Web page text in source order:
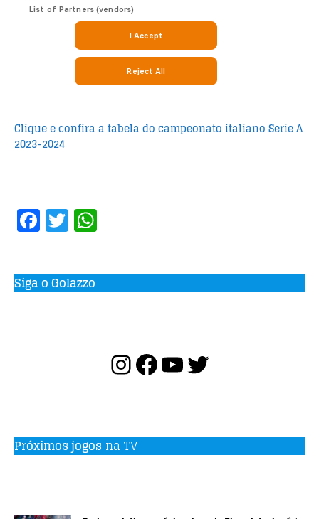
Clique e confira a tabela do campeonato italiano Serie A
2023-2024
F
a
c
e
T
w
it
te
at
s
Siga o Golazzo
Próximos jogos na TV